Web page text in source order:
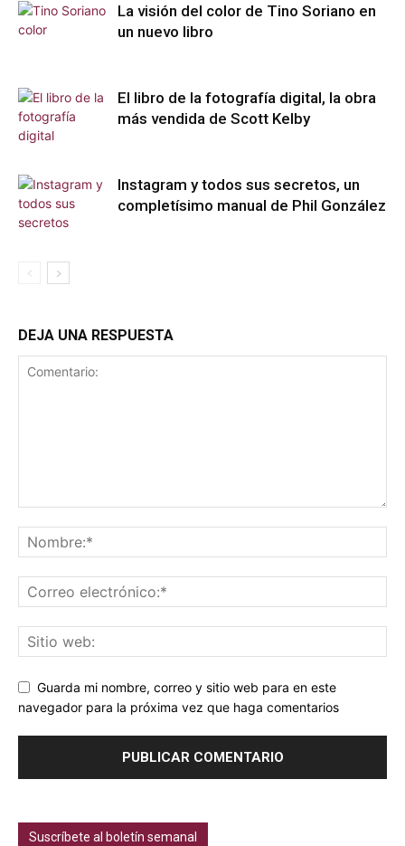
La visión del color de Tino Soriano en
un nuevo libro
El libro de la fotografía digital, la obra
más vendida de Scott Kelby
Instagram y todos sus secretos, un
completísimo manual de Phil González
DEJA UNA RESPUESTA
Guarda mi nombre, correo y sitio web para en este
navegador para la próxima vez que haga comentarios
Suscríbete al boletín semanal